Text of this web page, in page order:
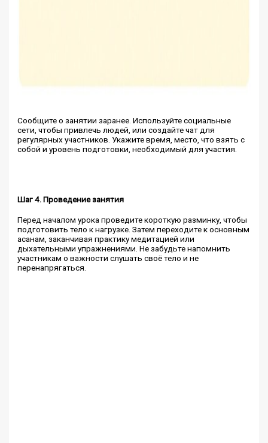
Сообщите о занятии заранее. Используйте социальные
сети, чтобы привлечь людей, или создайте чат для
регулярных участников. Укажите время, место, что взять с
собой и уровень подготовки, необходимый для участия.
Шаг 4. Проведение занятия
Перед началом урока проведите короткую разминку, чтобы
подготовить тело к нагрузке. Затем переходите к основным
асанам, заканчивая практику медитацией или
дыхательными упражнениями. Не забудьте напомнить
участникам о важности слушать своё тело и не
перенапрягаться.